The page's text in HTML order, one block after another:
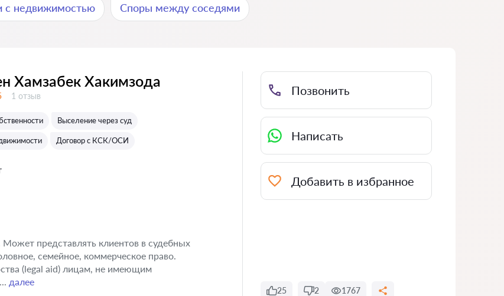
с недвижимостью Споры между соседями
Хамзабек Хакимзода
Отзывов:
1 отзыв
Выселение через суд
Договор c КСК/ОСИ
представлять клиентов в судебных
семейное, коммерческое право.
(legal aid) лицам, не имеющим
далее
Позвонить
Написать
Добавить в избранное
25 2 1767